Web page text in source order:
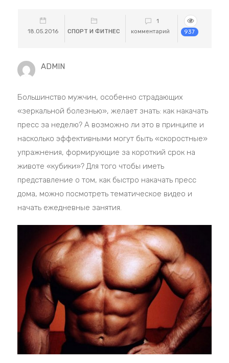
18.05.2016 СПОРТ И ФИТНЕС
1
комментарий
937
ADMIN
Большинство мужчин, особенно страдающих
«зеркальной болезнью», желает знать: как накачать
пресс за неделю? А возможно ли это в принципе и
насколько эффективными могут быть «скоростные»
упражнения, формирующие за короткий срок на
животе «кубики»? Для того чтобы иметь
представление о том, как быстро накачать пресс
дома, можно посмотреть тематическое видео и
начать ежедневные занятия.